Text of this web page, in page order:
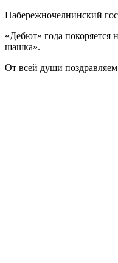
Набережночелнинский
«Дебют» года
шашка».
От всей души